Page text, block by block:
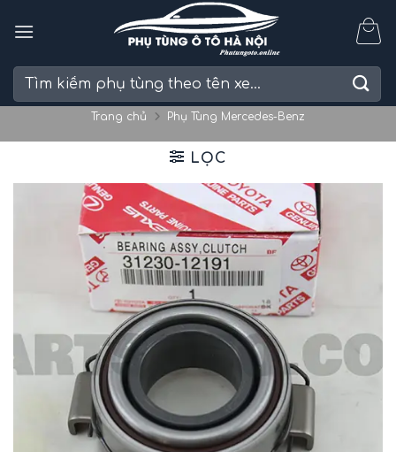
Tìm
Trang chủ Phụ Tùng Mercedes-Benz
LỌC